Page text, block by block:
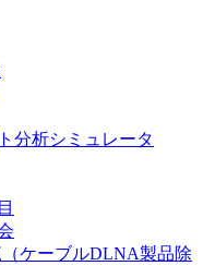
分析シミュレータ
ケーブルDLNA製品除